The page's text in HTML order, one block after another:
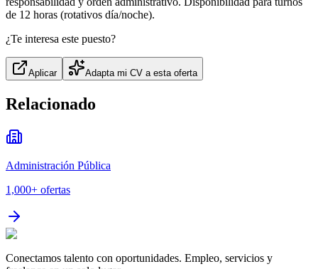
de 12 horas (rotativos día/noche).
¿Te interesa este puesto?
Aplicar Adapta mi CV a esta oferta
Relacionado
Administración Pública
1,000+ ofertas
Conectamos talento con oportunidades. Empleo, servicios y